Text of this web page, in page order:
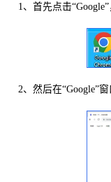
1、首先点击
2、然后在“Google”